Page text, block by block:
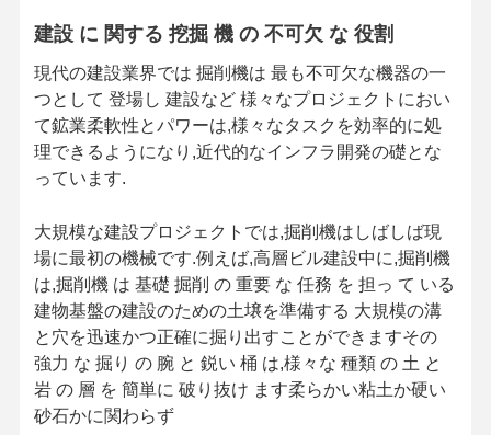
家へ 製品 ビデオ VRショー
私たちについ
て
工場見学 品質管理 お問い合わせ
建設 に 関する 挖掘 機 の 不可欠 な 役割
現代の建設業界では 掘削機は 最も不可欠な機器の一
つとして 登場し 建設など 様々なプロジェクトにおい
て鉱業柔軟性とパワーは,様々なタスクを効率的に処
理できるようになり,近代的なインフラ開発の礎とな
っています.
大規模な建設プロジェクトでは,掘削機はしばしば現
場に最初の機械です.例えば,高層ビル建設中に,掘削機
は,掘削機 は 基礎 掘削 の 重要 な 任務 を 担っ て いる
建物基盤の建設のための土壌を準備する 大規模の溝
と穴を迅速かつ正確に掘り出すことができますその
強力 な 掘り の 腕 と 鋭い 桶 は,様々な 種類 の 土 と
岩 の 層 を 簡単に 破り抜け ます柔らかい粘土か硬い
砂石かに関わらず